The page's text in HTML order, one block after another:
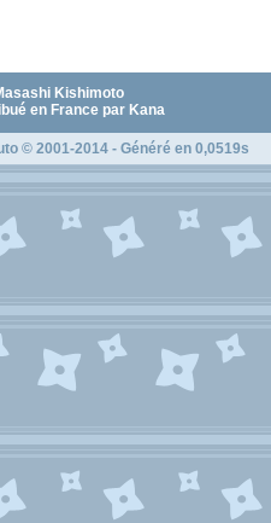
Kishimoto
en France par Kana
© 2001-2014 - Généré en 0,0519s